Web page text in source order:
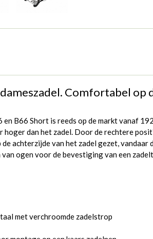
Comfortabel op
B66 Short is reeds op de markt vanaf
dan het zadel. Door de rechtere
achterzijde van het zadel gezet, vandaar
ogen voor de bevestiging van een
met verchroomde zadelstrop